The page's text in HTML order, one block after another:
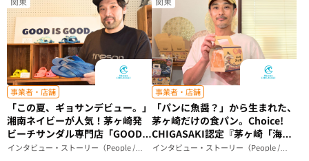
事業者・店舗
「この夏、ギョサンデビュー。」
湘南ネイビーが人気！茅ヶ崎発
ビーチサンダル専門店「GOOD
IS GOOD」が届ける、ビーサン
インタビュー・ストーリー（People /
Story）
事業者・店舗
「パンに魚醤？」から生まれた、
茅ヶ崎だけの食パン。Choice!
CHIGASAKI認定『茅ヶ崎「海の
和」食パン』ができるまで｜
インタビュー・ストーリー（People /
Story）